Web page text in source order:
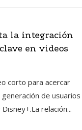
la integración
en videos
corto para acercar
de usuarios
relación...